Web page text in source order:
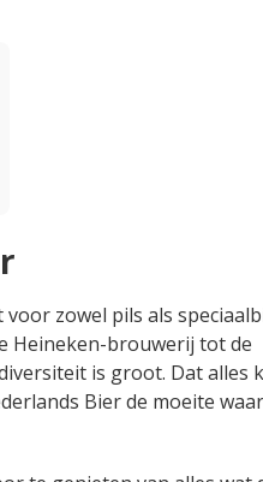
zowel pils als
Heineken-brouwerij tot de
is groot. Dat alles
Bier de moeite